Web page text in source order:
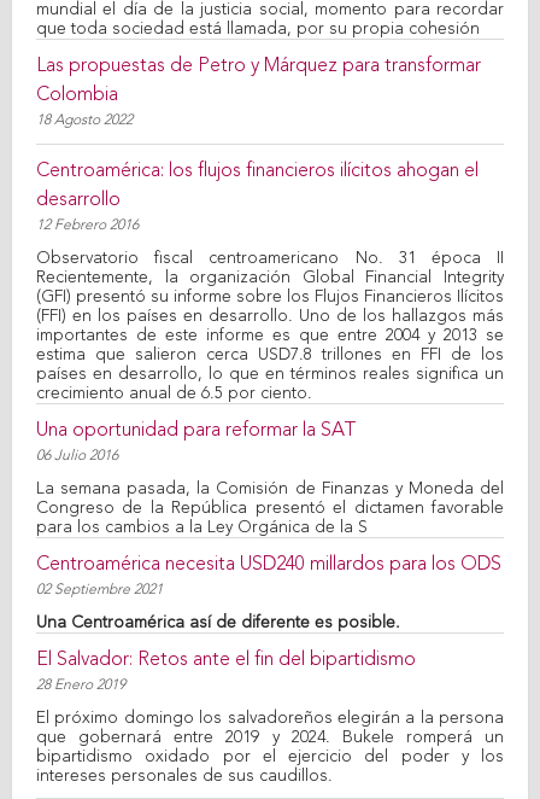
mundial el día de la justicia social, momento para recordar
que toda sociedad está llamada, por su propia cohesión
Las propuestas de Petro y Márquez para transformar
Colombia
18 Agosto 2022
Centroamérica: los flujos financieros ilícitos ahogan el
desarrollo
12 Febrero 2016
Observatorio fiscal centroamericano No. 31 época II
Recientemente, la organización Global Financial Integrity
(GFI) presentó su informe sobre los Flujos Financieros Ilícitos
(FFI) en los países en desarrollo. Uno de los hallazgos más
importantes de este informe es que entre 2004 y 2013 se
estima que salieron cerca USD7.8 trillones en FFI de los
países en desarrollo, lo que en términos reales significa un
crecimiento anual de 6.5 por ciento.
Una oportunidad para reformar la SAT
06 Julio 2016
La semana pasada, la Comisión de Finanzas y Moneda del
Congreso de la República presentó el dictamen favorable
para los cambios a la Ley Orgánica de la S
Centroamérica necesita USD240 millardos para los ODS
02 Septiembre 2021
Una Centroamérica así de diferente es posible.
El Salvador: Retos ante el fin del bipartidismo
28 Enero 2019
El próximo domingo los salvadoreños elegirán a la persona
que gobernará entre 2019 y 2024. Bukele romperá un
bipartidismo oxidado por el ejercicio del poder y los
intereses personales de sus caudillos.